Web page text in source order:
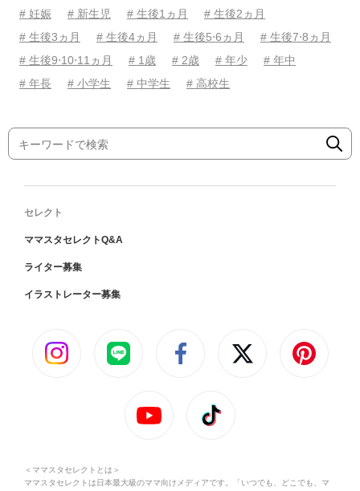
# 妊娠 # 新生児 # 生後1ヵ月
# 生後2ヵ月
# 生後3ヵ月
# 生後4ヵ月 # 生後5⋅6ヵ月
# 生後7⋅8ヵ月
# 生後9⋅10⋅11ヵ月
# 1歳 # 2歳 # 年少
# 年中
# 年長
# 小学生 # 中学生 # 高校生
セレクト
ママスタセレクトQ&A
ライター募集
イラストレーター募集
＜ママスタセレクトとは＞
ママスタセレクトは日本最大級のママ向けメディアです。「いつでも、どこでも、マ